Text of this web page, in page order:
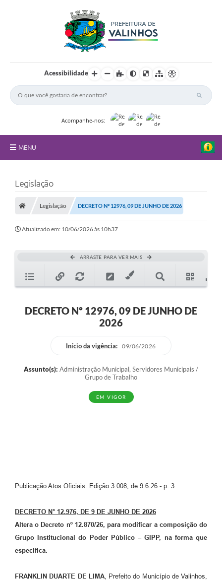
Acessibilidade
Acompanhe-nos:
MENU
Principal
Nossa Cidade
Secretarias
Transparência
Programa Famílias Fortes
Contratação de estagiário - estudante de Direito -
Vagas de emprego no PAT Valinhos
Turismo
Galeria de Vídeos
Legislação
Legislação DECRETO Nº 12976, 09 DE JUNHO DE 2026
Atualizado em: 10/06/2026 às 10h37
ARRASTE PARA VER MAIS
DECRETO Nº 12976, 09 DE JUNHO DE
2026
Início da vigência: 09/06/2026
Assunto(s): Administração Municipal, Servidores Municipais /
Grupo de Trabalho
EM VIGOR
Publicação Atos Oficiais: Edição 3.008, de 9.6.26 - p. 3
DECRETO N° 12.976, DE 9 DE JUNHO DE 2026
Altera o Decreto nº 12.870/26, para modificar a composição do
Grupo Institucional do Poder Público – GIPP, na forma que
especifica.
FRANKLIN DUARTE DE LIMA, Prefeito do Município de Valinhos,